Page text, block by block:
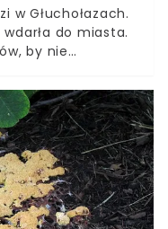
w Głuchołazach.
wdarła do miasta.
by nie
chwilą. O tym, jak
nagrania
w żyłach
Głuchołaz.